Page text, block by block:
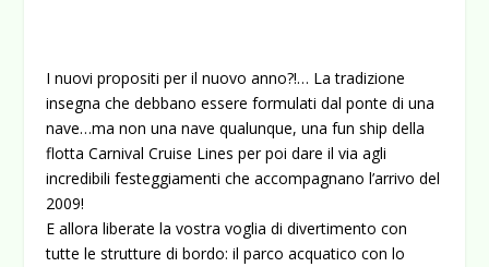
I nuovi propositi per il nuovo anno?!… La tradizione
insegna che debbano essere formulati dal ponte di una
nave…ma non una nave qualunque, una fun ship della
flotta Carnival Cruise Lines per poi dare il via agli
incredibili festeggiamenti che accompagnano l’arrivo del
2009!
E allora liberate la vostra voglia di divertimento con
tutte le strutture di bordo: il parco acquatico con lo